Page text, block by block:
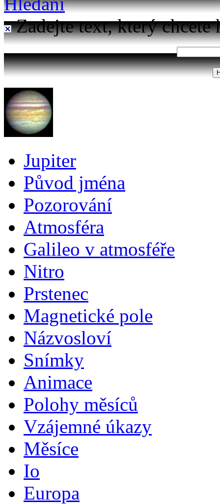
Zadejte text, který chcete
Jupiter
Původ jména
Pozorování
Atmosféra
Galileo v atmosféře
Nitro
Prstenec
Magnetické pole
Názvosloví
Snímky
Animace
Polohy měsíců
Vzájemné úkazy
Měsíce
Io
Europa